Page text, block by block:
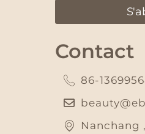
Contact
86-
Nanchang